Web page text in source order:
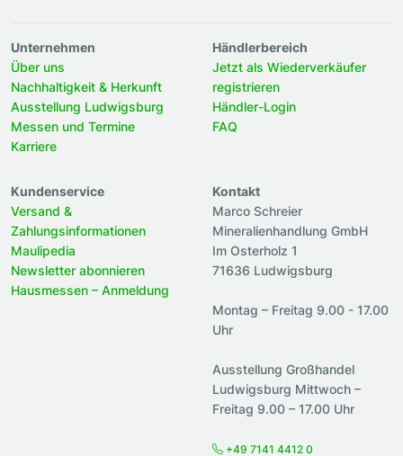
Unternehmen
Über uns
Nachhaltigkeit & Herkunft
Ausstellung Ludwigsburg
Messen und Termine
Karriere
Händlerbereich
Jetzt als Wiederverkäufer
registrieren
Händler-Login
FAQ
Kundenservice
Versand &
Zahlungsinformationen
Maulipedia
Newsletter abonnieren
Hausmessen – Anmeldung
Kontakt
Marco Schreier
Mineralienhandlung GmbH
Im Osterholz 1
71636 Ludwigsburg
Montag – Freitag 9.00 - 17.00
Uhr
Ausstellung Großhandel
Ludwigsburg Mittwoch –
Freitag 9.00 – 17.00 Uhr
+49 7141 4412 0